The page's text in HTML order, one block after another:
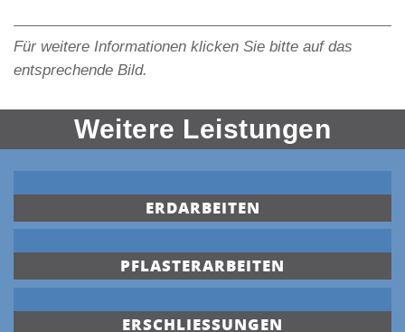
Für weitere Informationen klicken Sie bitte auf das
entsprechende Bild.
Weitere Leistungen
ERDARBEITEN
PFLASTERARBEITEN
ERSCHLIESSUNGEN